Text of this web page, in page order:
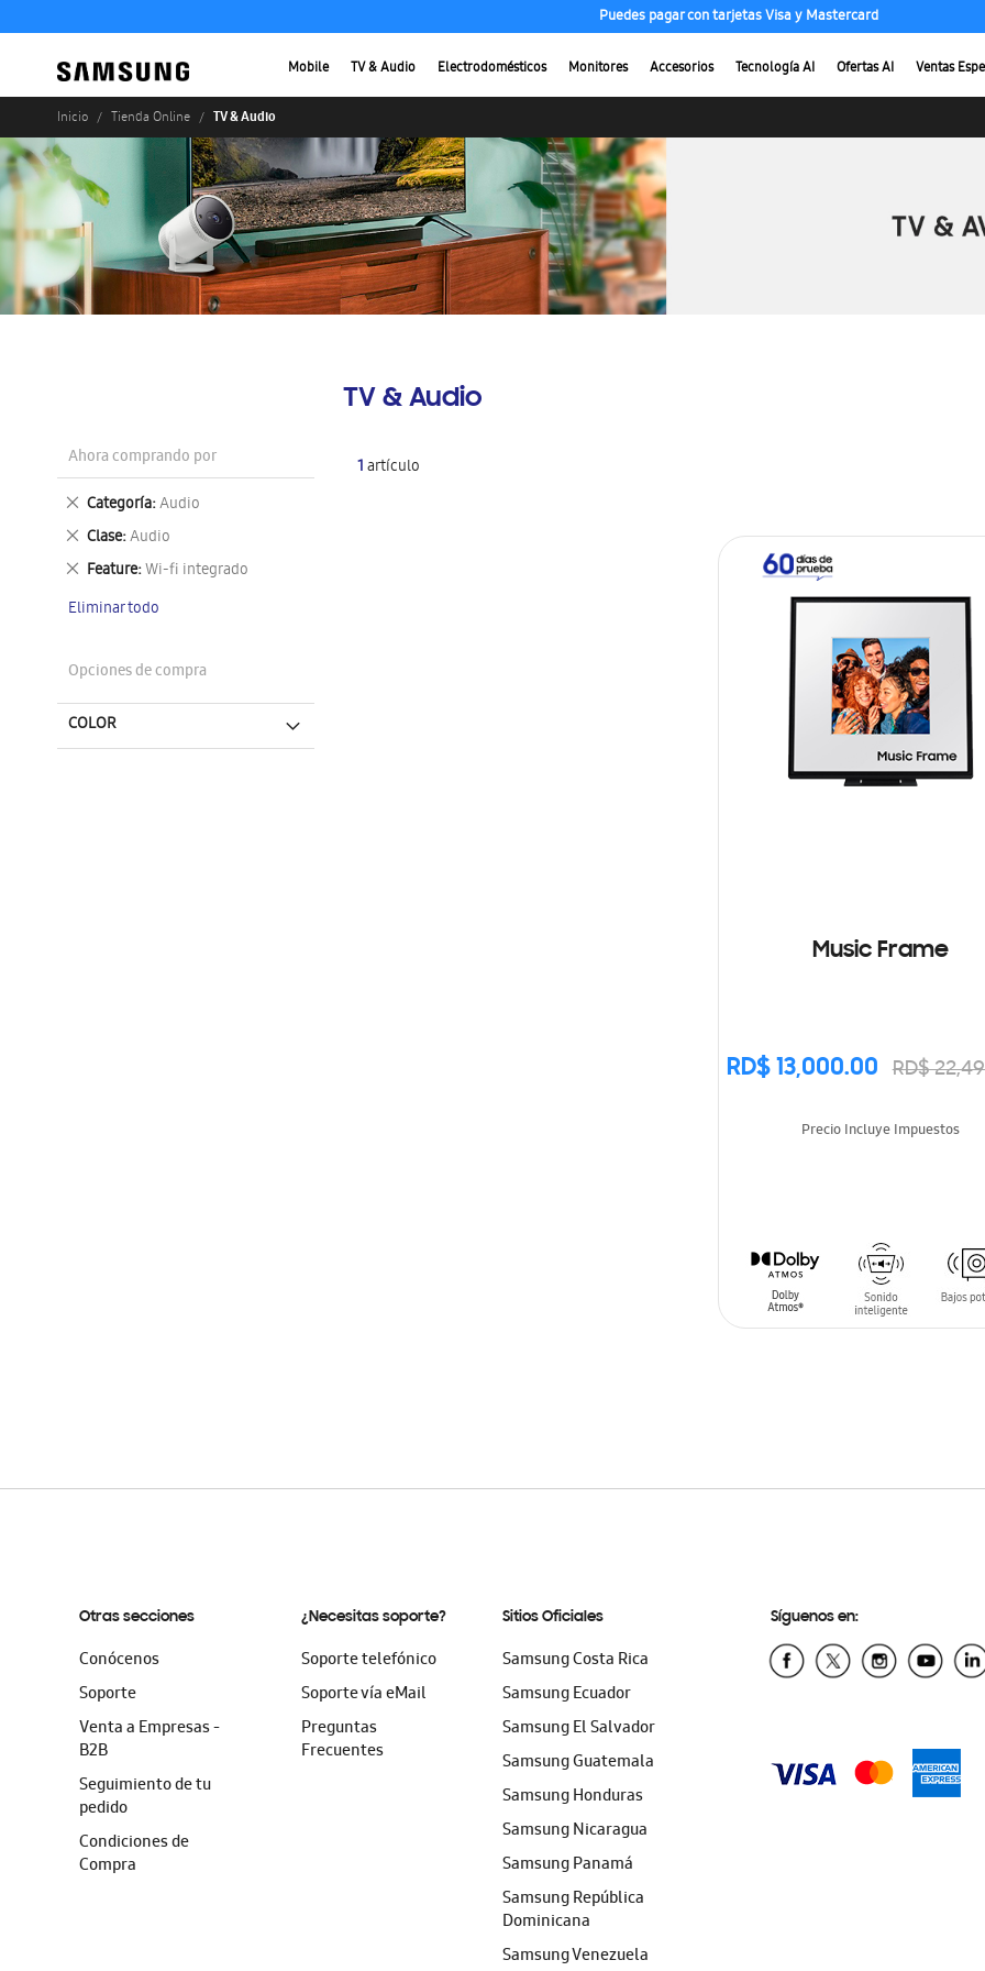
Puedes pagar con tarjetas Visa y Mastercard
Mobile TV & Audio Electrodomésticos Monitores Accesorios Tecnología AI Ofertas AI Ventas
Inicio Tienda Online TV & Audio
TV & Audio
1artículo
Music Frame
RD$ 13,000.00 RD$
Precio Incluye Impuestos
Ahora comprando por
Categoría Audio
Eliminar
este
artículo
Clase Audio
Eliminar
este
artículo
Feature Wi-fi integrado
Eliminar
artículo
Eliminar todo
Opciones de compra
COLOR
Otras secciones
Conócenos
Soporte
Venta a Empresas -
B2B
Seguimiento de tu
pedido
Condiciones de
Compra
¿Necesitas soporte?
Soporte telefónico
Soporte vía eMail
Preguntas
Frecuentes
Sitios Oficiales
Samsung Costa Rica
Samsung Ecuador
Samsung El Salvador
Samsung Guatemala
Samsung Honduras
Samsung Nicaragua
Samsung Panamá
Samsung República
Dominicana
Samsung Venezuela
Síguenos en: